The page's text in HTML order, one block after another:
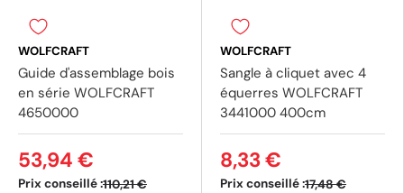
WOLFCRAFT
Guide d'assemblage bois
en série WOLFCRAFT
4650000
Prix conseillé :110,21 €
53,94 €
WOLFCRAFT
Sangle à cliquet avec 4
équerres WOLFCRAFT
3441000 400cm
Prix conseillé :17,48 €
8,33 €